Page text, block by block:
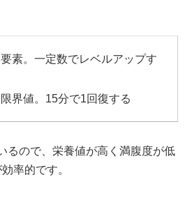
素。一定数でレベルアップす
界値。15分で1回復する
るので、栄養値が高く満腹度が低
率的です。